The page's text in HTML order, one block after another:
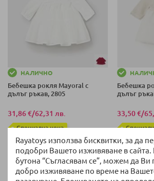
Rayatoys използва бисквитки, за да
подобри Вашето изживяване в
бутона “Съгласявам се”, можем да Ви
добро изживяване по време на
НАЛИЧНО
Бебешка рокля Mayoral с
дълъг ръкав, 2805
31,86 €/62,31 лв.
Специална цена
Бебешка
дълъг
33,50 €/
75 СМ (6-9
86 СМ (18-24